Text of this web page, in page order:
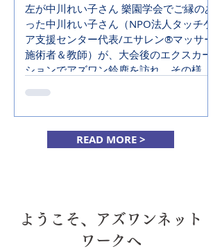
いまま、正しさを持つ人とそれに従う人
という関係ができあがってい
左が中川れい子さん 樂園学会でご縁のあ
った中川れい子さん（NPO法人タッチケ
ア支援センター代表/エサレン®マッサー
施術者＆教師）が、大会後のエクスカー
ションでアズワン鈴鹿を訪れ、その様子
ました。 事業の紹介にとどまらず、メン
バー一人ひとりが自分の言葉で語る姿か
ら、コミュニティを支える「対話」の力
を感じ取ってもらっています。 小野雅司
― 樂園学会第五回総会の翌日は、エクス
カーションとして三重県のアズワン鈴鹿
READ MORE >
ようこそ、アズワンネット
ワークへ